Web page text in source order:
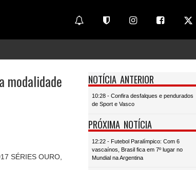
modalidade
SÉRIES OURO,
NOTÍCIA ANTERIOR
10:28 - Confira desfalques e pendurados
de Sport e Vasco
PRÓXIMA NOTÍCIA
12:22 - Futebol Paralímpico: Com 6
vascaínos, Brasil fica em 7º lugar no
Mundial na Argentina